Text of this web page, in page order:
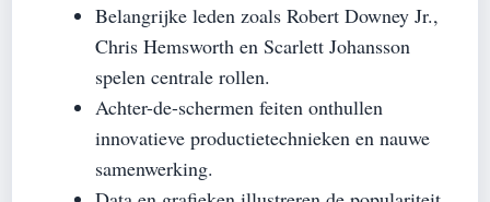
Belangrijke leden zoals Robert Downey Jr.,
Chris Hemsworth en Scarlett Johansson
spelen centrale rollen.
Achter-de-schermen feiten onthullen
innovatieve productietechnieken en nauwe
samenwerking.